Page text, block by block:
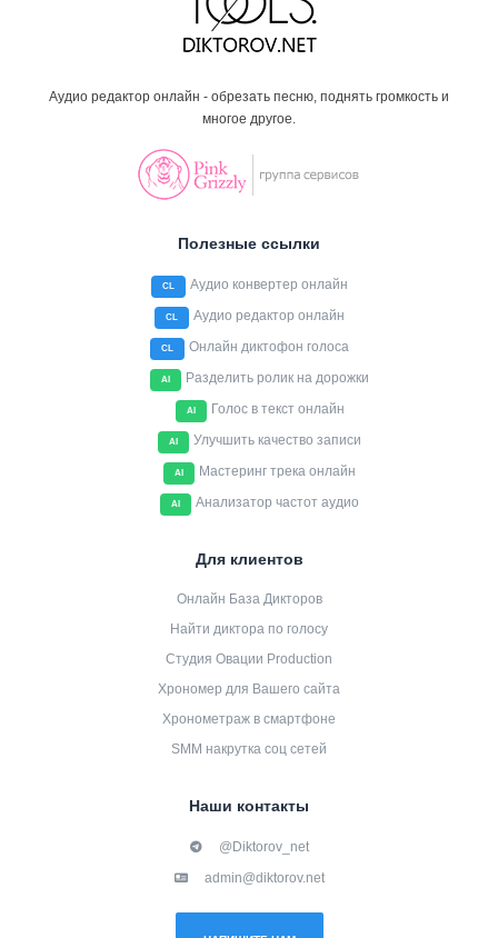
Аудио редактор онлайн - обрезать песню, поднять громкость и
многое другое.
Полезные ссылки
CL Аудио конвертер онлайн
CL Аудио редактор онлайн
CL Онлайн диктофон голоса
AI Разделить ролик на дорожки
AI Голос в текст онлайн
AI Улучшить качество записи
AI Мастеринг трека онлайн
AI Анализатор частот аудио
Для клиентов
Онлайн База Дикторов
Найти диктора по голосу
Студия Овации Production
Хрономер для Вашего сайта
Хронометраж в смартфоне
SMM накрутка соц сетей
Наши контакты
@Diktorov_net
admin@diktorov.net